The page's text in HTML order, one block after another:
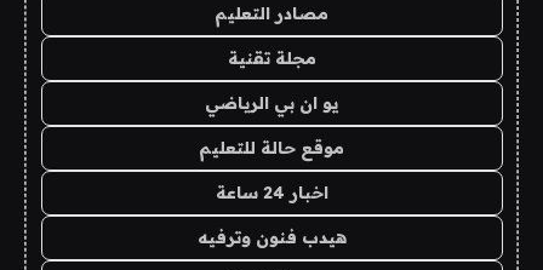
مصادر التعليم
مجلة تقنية
يو ان بي الرياضي
موقع حالة للتعليم
اخبار 24 ساعة
هيدب فنون وترفيه